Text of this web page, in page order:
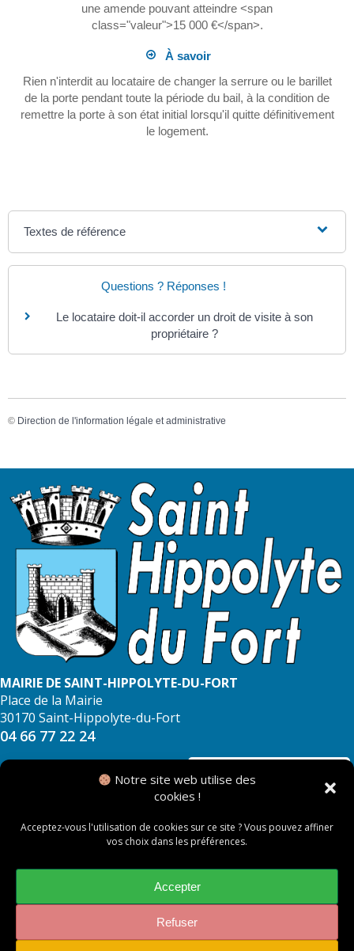
Notre site web utilise des
cookies !
Acceptez-vous l'utilisation de cookies sur ce site ? Vous pouvez affiner
vos choix dans les préférences.
Accepter
Refuser
une amende pouvant atteindre <span
class="valeur">15 000 €</span>.
À savoir
Rien n'interdit au locataire de changer la serrure ou le barillet
de la porte pendant toute la période du bail, à la condition de
remettre la porte à son état initial lorsqu'il quitte définitivement
le logement.
Textes de référence
Questions ? Réponses !
Le locataire doit-il accorder un droit de visite à son
propriétaire ?
© Direction de l'information légale et administrative
MAIRIE DE SAINT-HIPPOLYTE-DU-FORT
Place de la Mairie
30170 Saint-Hippolyte-du-Fort
04 66 77 22 24
NOUS CONTACTER
Mentions légales
Politique des cookies